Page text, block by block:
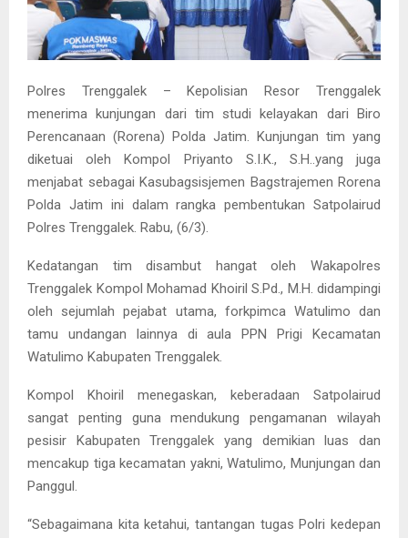
Polres Trenggalek – Kepolisian Resor Trenggalek
menerima kunjungan dari tim studi kelayakan dari Biro
Perencanaan (Rorena) Polda Jatim. Kunjungan tim yang
diketuai oleh Kompol Priyanto S.I.K., S.H..yang juga
menjabat sebagai Kasubagsisjemen Bagstrajemen Rorena
Polda Jatim ini dalam rangka pembentukan Satpolairud
Polres Trenggalek. Rabu, (6/3).
Kedatangan tim disambut hangat oleh Wakapolres
Trenggalek Kompol Mohamad Khoiril S.Pd., M.H. didampingi
oleh sejumlah pejabat utama, forkpimca Watulimo dan
tamu undangan lainnya di aula PPN Prigi Kecamatan
Watulimo Kabupaten Trenggalek.
Kompol Khoiril menegaskan, keberadaan Satpolairud
sangat penting guna mendukung pengamanan wilayah
pesisir Kabupaten Trenggalek yang demikian luas dan
mencakup tiga kecamatan yakni, Watulimo, Munjungan dan
Panggul.
“Sebagaimana kita ketahui, tantangan tugas Polri kedepan